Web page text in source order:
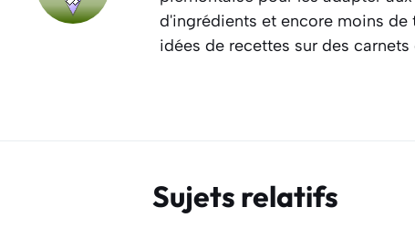
d'ingrédients et encore moins de
idées de recettes sur des
Sujets relatifs